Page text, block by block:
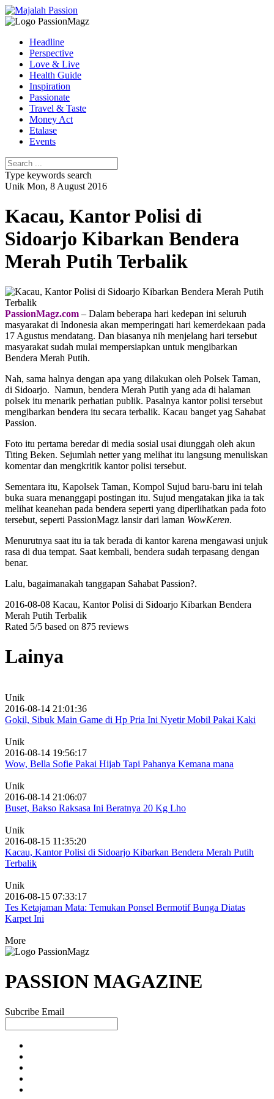
Headline
Perspective
Love & Live
Health Guide
Inspiration
Passionate
Travel & Taste
Money Act
Etalase
Events
Type keywords search
Unik Mon, 8 August 2016
Kacau, Kantor Polisi di
Sidoarjo Kibarkan Bendera
Merah Putih Terbalik
PassionMagz.com – Dalam beberapa hari kedepan ini seluruh
masyarakat di Indonesia akan memperingati hari kemerdekaan pada
17 Agustus mendatang. Dan biasanya nih menjelang hari tersebut
masyarakat sudah mulai mempersiapkan untuk mengibarkan
Bendera Merah Putih.
Nah, sama halnya dengan apa yang dilakukan oleh Polsek Taman,
di Sidoarjo. Namun, bendera Merah Putih yang ada di halaman
polsek itu menarik perhatian publik. Pasalnya kantor polisi tersebut
mengibarkan bendera itu secara terbalik. Kacau banget yag Sahabat
Passion.
Foto itu pertama beredar di media sosial usai diunggah oleh akun
Titing Beken. Sejumlah netter yang melihat itu langsung menuliskan
komentar dan mengkritik kantor polisi tersebut.
Sementara itu, Kapolsek Taman, Kompol Sujud baru-baru ini telah
buka suara menanggapi postingan itu. Sujud mengatakan jika ia tak
melihat keanehan pada bendera seperti yang diperlihatkan pada foto
tersebut, seperti PassionMagz lansir dari laman WowKeren.
Menurutnya saat itu ia tak berada di kantor karena mengawasi unjuk
rasa di dua tempat. Saat kembali, bendera sudah terpasang dengan
benar.
Lalu, bagaimanakah tanggapan Sahabat Passion?.
2016-08-08 Kacau, Kantor Polisi di Sidoarjo Kibarkan Bendera
Merah Putih Terbalik
Rated 5/5 based on 875 reviews
Lainya
Unik
2016-08-14 21:01:36
Gokil, Sibuk Main Game di Hp Pria Ini Nyetir Mobil Pakai Kaki
Unik
2016-08-14 19:56:17
Wow, Bella Sofie Pakai Hijab Tapi Pahanya Kemana mana
Unik
2016-08-14 21:06:07
Buset, Bakso Raksasa Ini Beratnya 20 Kg Lho
Unik
2016-08-15 11:35:20
Kacau, Kantor Polisi di Sidoarjo Kibarkan Bendera Merah Putih
Terbalik
Unik
2016-08-15 07:33:17
Tes Ketajaman Mata: Temukan Ponsel Bermotif Bunga Diatas
Karpet Ini
More
PASSION MAGAZINE
Subcribe Email